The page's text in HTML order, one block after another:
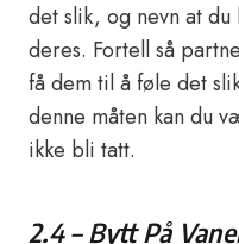
det slik, og nevn at
deres. Fortell så
få dem til å føle det
denne måten kan du
ikke bli tatt.
2.4 – Bytt På